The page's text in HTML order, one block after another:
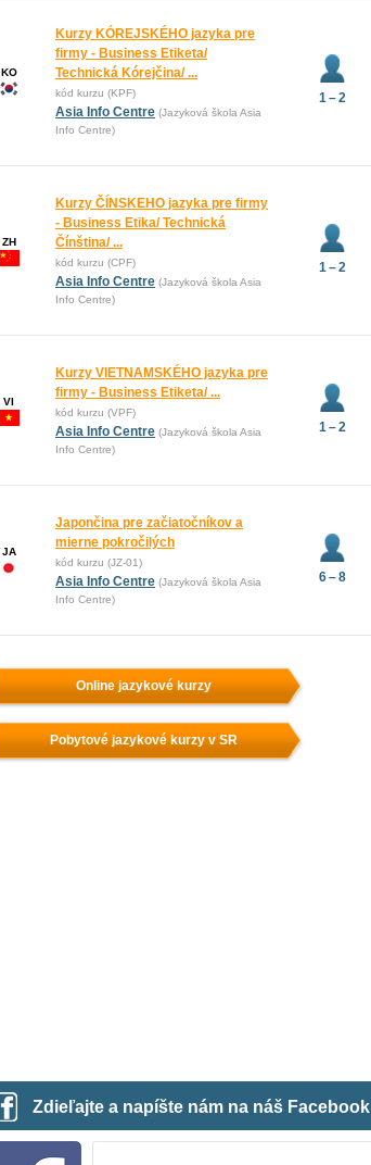
KO
Kurzy KÓREJSKÉHO jazyka pre
firmy - Business Etiketa/
Technická Kórejčina/ ...
kód kurzu (KPF)
Asia Info Centre (Jazyková škola Asia
Info Centre)
1 – 2
ZH
Kurzy ČÍNSKEHO jazyka pre firmy
- Business Etika/ Technická
Čínština/ ...
kód kurzu (CPF)
Asia Info Centre (Jazyková škola Asia
Info Centre)
1 – 2
VI
Kurzy VIETNAMSKÉHO jazyka pre
firmy - Business Etiketa/ ...
kód kurzu (VPF)
Asia Info Centre (Jazyková škola Asia
Info Centre)
1 – 2
JA
Japončina pre začiatočníkov a
mierne pokročilých
kód kurzu (JZ-01)
Asia Info Centre (Jazyková škola Asia
Info Centre)
6 – 8
Online jazykové kurzy
Pobytové jazykové kurzy v SR
Zdieľajte a napíšte nám na náš Facebook